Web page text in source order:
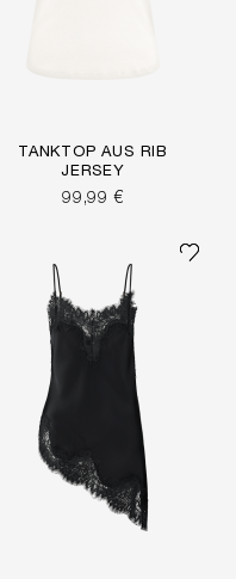
TANKTOP AUS RIB
JERSEY
99,99 €